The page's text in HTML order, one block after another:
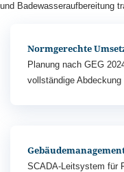
und Badewasseraufbereitung
Normgerechte
Planung nach GEG
vollständige
SCADA-Leitsystem für